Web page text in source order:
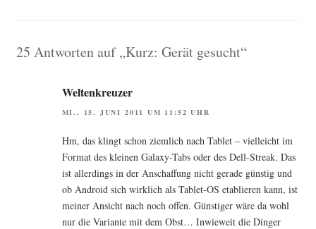
25 Antworten auf „Kurz: Gerät gesucht“
Weltenkreuzer
MI., 15. JUNI 2011 UM 11:52 UHR
Hm, das klingt schon ziem­lich nach Tablet – viel­leicht im
For­mat des klei­nen Gala­xy-Tabs oder des Dell-Streak. Das
ist aller­dings in der Anschaf­fung nicht gera­de güns­tig und
ob Android sich wirk­lich als Tablet-OS eta­blie­ren kann, ist
mei­ner Ansicht nach noch offen. Güns­ti­ger wäre da wohl
nur die Vari­an­te mit dem Obst… Inwie­weit die Din­ger